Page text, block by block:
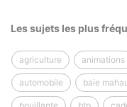
Les sujets les plus
agriculture animations
automobile baie